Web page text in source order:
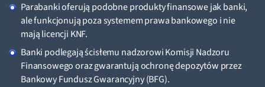
Parabanki oferują podobne produkty finansowe jak banki,
ale funkcjonują poza systemem prawa bankowego i nie
mają licencji KNF.
Banki podlegają ścisłemu nadzorowi Komisji Nadzoru
Finansowego oraz gwarantują ochronę depozytów przez
Bankowy Fundusz Gwarancyjny (BFG).